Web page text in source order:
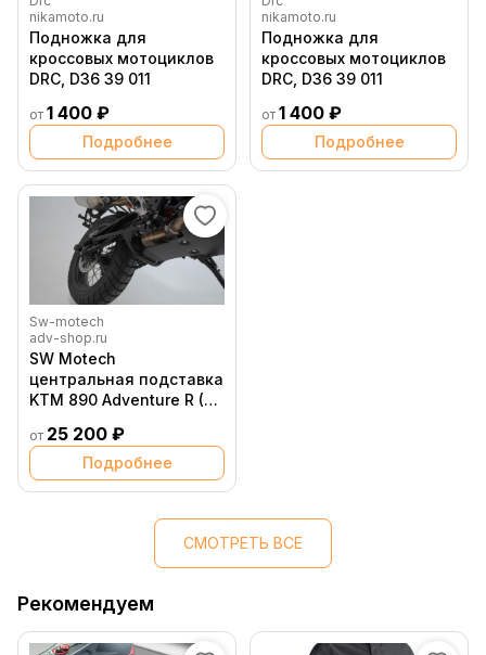
nikamoto.ru
Подножка для
кроссовых мотоциклов
DRC, D36 39 011
от 1 400 ₽
Подробнее
nikamoto.ru
Подножка для
кроссовых мотоциклов
DRC, D36 39 011
от 1 400 ₽
Подробнее
Sw-motech
adv-shop.ru
SW Motech
центральная подставка
KTM 890 Adventure R (20
HPS.04.918.10001 B (
10068253 )
от 25 200 ₽
Подробнее
СМОТРЕТЬ ВСЕ
Рекомендуем